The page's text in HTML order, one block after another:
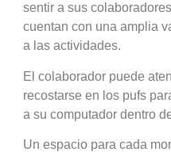
sentir a sus
cuentan con una amplia
a las actividades.
El colaborador puede
recostarse en los pufs
a su computador dentro
Un espacio para cada